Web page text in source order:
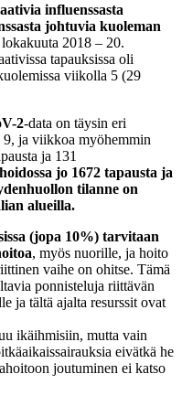
influenssasta
johtuvia kuoleman
2018 – 20.
tapauksissa oli
viikolla 5 (29
2-data on täysin eri
ja viikkoa myöhemmin
ja 131
jo 1672 tapausta ja
tilanne on
alueilla.
(jopa 10%) tarvitaan
, myös nuorille, ja hoito
vaihe on ohitse. Tämä
ponnisteluja riittävän
ja tältä ajalta resurssit ovat
ikäihmisiin, mutta vain
eivätkä he
joutuminen ei katso